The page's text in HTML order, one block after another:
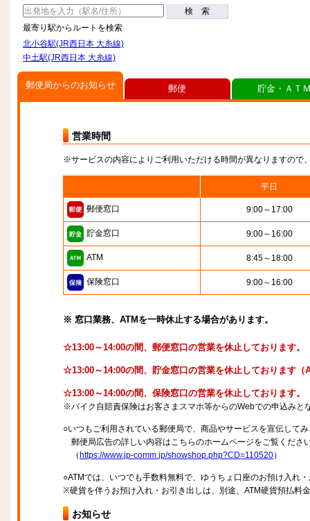
検 索
最寄り駅からルートを検索
北小谷駅(JR西日本 大糸線)
中土駅(JR西日本 大糸線)
郵便局からのお知らせ
営業時間
※サービスの内容によりご利用いただける時間が異なりますので
平日
郵便窓口 9:00～17:00
貯金窓口 9:00～16:00
ATM 8:45～18:00
保険窓口 9:00～16:00
※ 窓口業務、ATMを一時休止する場合があります。
☆13:00～14:00の間、郵便窓口の営業を休止しております。
☆13:00～14:00の間、貯金窓口の営業を休止しております（
☆13:00～14:00の間、保険窓口の営業を休止しております。
※バイク自賠責保険はお客さまスマホ等からのWebでの申込みと
○いつもご利用されている郵便局で、商品やサービスを宣伝して
郵便局広告の詳しい内容はこちらのホームページをご覧くださ
（ https://www.jp-comm.jp/showshop.php?CD=110520）
○ATMでは、いつでも手数料無料で、ゆうちょ口座のお預け入れ
※硬貨を伴うお預け入れ・お引き出しは、別途、ATM硬貨預払料
お知らせ
郵便 貯金・ＡＴ